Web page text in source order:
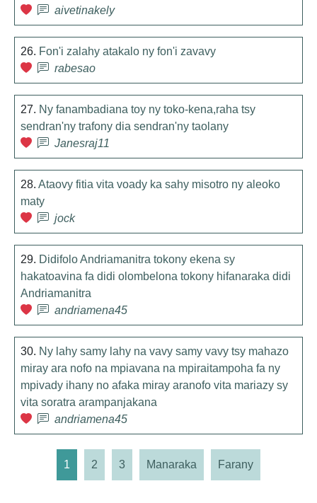
aivetinakely
26. Fon'i zalahy atakalo ny fon'i zavavy
rabesao
27. Ny fanambadiana toy ny toko-kena,raha tsy
sendran'ny trafony dia sendran'ny taolany
Janesraj11
28. Ataovy fitia vita voady ka sahy misotro ny aleoko
maty
jock
29. Didifolo Andriamanitra tokony ekena sy
hakatoavina fa didi olombelona tokony hifanaraka didi
Andriamanitra
andriamena45
30. Ny lahy samy lahy na vavy samy vavy tsy mahazo
miray ara nofo na mpiavana na mpiraitampoha fa ny
mpivady ihany no afaka miray aranofo vita mariazy sy
vita soratra arampanjakana
andriamena45
1 2 3 Manaraka Farany